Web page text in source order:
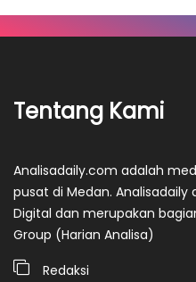
Tentang Kami
Analisadaily.com adalah
pusat di Medan. Analisadaily
Digital dan merupakan
Group (Harian Analisa)
Redaksi